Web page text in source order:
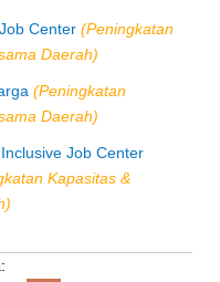
Center (Peningkatan
Daerah)
(Peningkatan
Daerah)
Job Center
Kapasitas &